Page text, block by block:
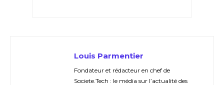
Louis Parmentier
Fondateur et rédacteur en chef de
Societe.Tech : le média sur l’actualité des